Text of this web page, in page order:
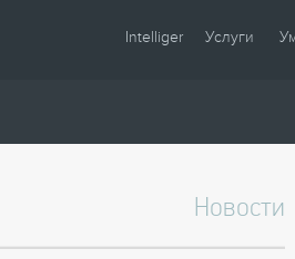
Intelliger
Партнеры
Услуги
Монтаж
Настройка
Новости